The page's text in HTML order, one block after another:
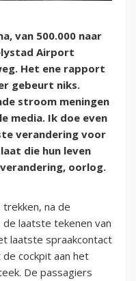
van 500.000 naar
Airport
Het ene rapport
gebeurt niks.
stroom meningen
media. Ik doe even
verandering voor
die hun leven
oorlog.
na de
laatste tekenen van
laatste spraakcontact
cockpit aan het
De passagiers